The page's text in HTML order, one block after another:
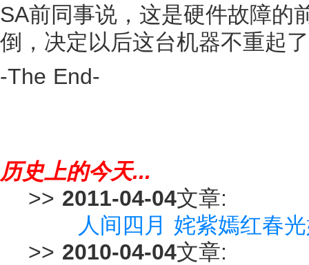
SA前同事说，这是硬件故障的
倒，决定以后这台机器不重起
-The End-
历史上的今天...
>> 2011-04-04文章:
人间四月 姹紫嫣红春
>> 2010-04-04文章: